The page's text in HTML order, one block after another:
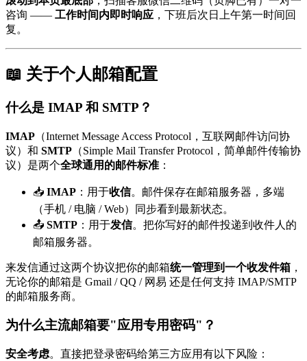
咨询 —— 工作时间内即时响应 ，下班后次日上午第一时间回
复。
📖 关于个人邮箱配置
什么是 IMAP 和 SMTP？
IMAP （Internet Message Access Protocol，互联网邮件访问协
议）和 SMTP （Simple Mail Transfer Protocol，简单邮件传输协
议）是两个全球通用的邮件标准 ：
📥 IMAP ：用于收信。邮件保存在邮箱服务器，多端
（手机 / 电脑 / Web）同步看到最新状态。
📤 SMTP ：用于发信。把你写好的邮件投递到收件人的
邮箱服务器。
来发信通过这两个协议把你的邮箱统一管理到一个收发件箱 ，
无论你的邮箱是 Gmail / QQ / 网易 还是任何支持 IMAP/SMTP
的邮箱服务商。
为什么主流邮箱要"应用专用密码"？
安全考虑。直接把登录密码给第三方应用有以下风险：